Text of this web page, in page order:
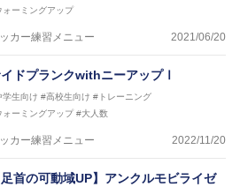
ォーミングアップ
カー練習メニュー 2021/06/20
ドプランクwithニーアップⅠ
学生向け #高校生向け #トレーニング
ォーミングアップ #大人数
カー練習メニュー 2022/11/20
足首の可動域UP】アンクルモビライゼ